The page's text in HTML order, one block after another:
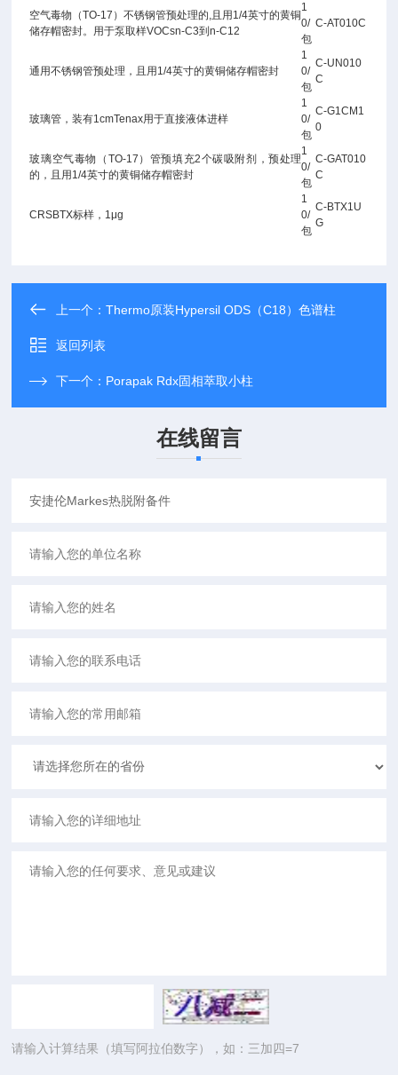
空气毒物（TO-17）不锈钢管预处理的,且用1/4英寸的黄铜
储存帽密封。用于泵取样VOCsn-C3到n-C12
1
0/
包
C-AT010C
通用不锈钢管预处理，且用1/4英寸的黄铜储存帽密封
1
0/
包
C-UN010
C
玻璃管，装有1cmTenax用于直接液体进样
1
0/
包
C-G1CM1
0
玻璃空气毒物（TO-17）管预填充2个碳吸附剂，预处理
的，且用1/4英寸的黄铜储存帽密封
1
0/
包
C-GAT010
C
CRSBTX标样，1μg
1
0/
包
C-BTX1U
G
上一个：Thermo原装Hypersil ODS（C18）色谱柱
返回列表
下一个： Porapak Rdx固相萃取小柱
在线留言
请输入计算结果（填写阿拉伯数字），如：三加四=7